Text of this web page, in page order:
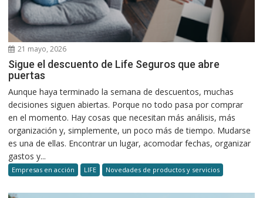
21 mayo, 2026
Sigue el descuento de Life Seguros que abre
puertas
Aunque haya terminado la semana de descuentos, muchas
decisiones siguen abiertas. Porque no todo pasa por comprar
en el momento. Hay cosas que necesitan más análisis, más
organización y, simplemente, un poco más de tiempo. Mudarse
es una de ellas. Encontrar un lugar, acomodar fechas, organizar
gastos y...
Empresas en acción LIFE Novedades de productos y servicios